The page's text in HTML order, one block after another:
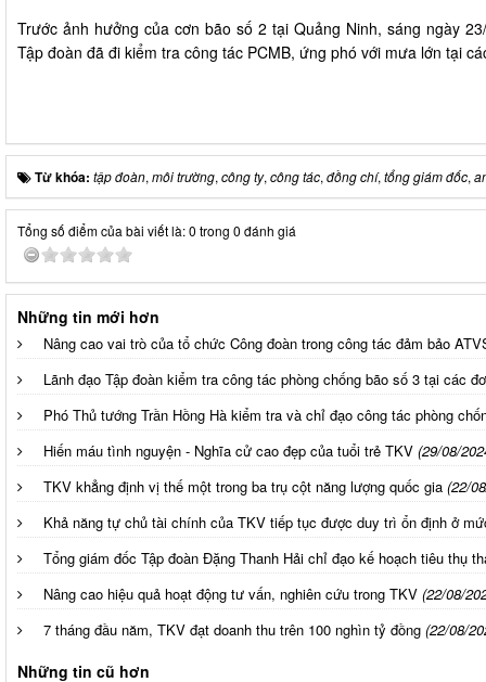
Trước ảnh hưởng của cơn bão số 2 tại Quảng Ninh, sáng ngày
Tập đoàn đã đi kiểm tra công tác PCMB, ứng phó với mưa lớn tại
Từ khóa: tập đoàn, môi trường, công ty, công tác, đồng chí, tổng giám đốc,
Tổng số điểm của bài viết là: 0 trong 0 đánh giá
Những tin mới hơn
Nâng cao vai trò của tổ chức Công đoàn trong công tác đảm bảo
Lãnh đạo Tập đoàn kiểm tra công tác phòng chống bão số 3 tại các
Phó Thủ tướng Trần Hồng Hà kiểm tra và chỉ đạo công tác phòng
Hiến máu tình nguyện - Nghĩa cử cao đẹp của tuổi trẻ TKV (29/08/
TKV khẳng định vị thế một trong ba trụ cột năng lượng quốc gia (22/
Khả năng tự chủ tài chính của TKV tiếp tục được duy trì ổn định ở
Tổng giám đốc Tập đoàn Đặng Thanh Hải chỉ đạo kế hoạch tiêu thụ
Nâng cao hiệu quả hoạt động tư vấn, nghiên cứu trong TKV (22/08/
7 tháng đầu năm, TKV đạt doanh thu trên 100 nghìn tỷ đồng (22/08/
Những tin cũ hơn